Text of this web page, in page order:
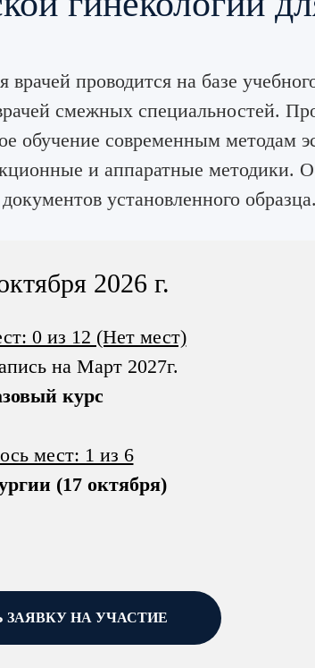
проводится на базе
смежных специальностей.
обучение современным методам
и аппаратные методики.
установленного образца.
2026 г.
0 из 12 (Нет мест)
на Март 2027г.
курс
мест: 1 из 6
(17 октября)
ЗАЯВКУ НА УЧАСТИЕ